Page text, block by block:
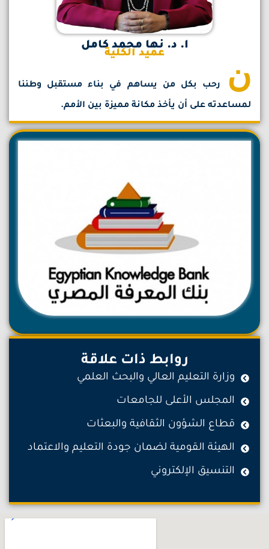
ا. د. نها محمد كامل
عميد الكلية
ن رحب بكل من يساهم في بناء مستقبل وطننا
لمساعدته على أن يأخذ مكانة مميزة بين الأمم.
روابط ذات علاقة
وزارة التعليم العالي والبحث العلمي
المجلس الأعلى للجامعات
قطاع الشؤون الثقافية والبعثات
الهيئة القومية لضمان جودة التعليم والاعتماد
التنسيق الإلكتروني